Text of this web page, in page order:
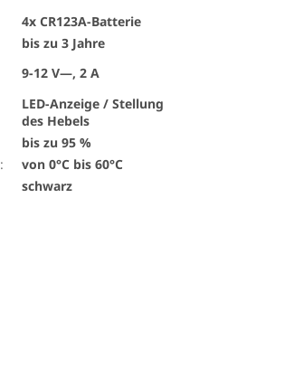
4x CR123A-Batterie
bis zu 3 Jahre
9-12 V—, 2 A
LED-Anzeige / Stellung
des Hebels
bis zu 95 %
:
von 0°C bis 60°C
schwarz